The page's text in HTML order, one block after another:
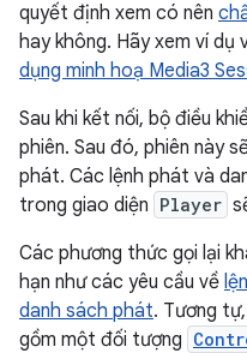
quyết định xem có nên
hay không. Hãy xem ví
dụng minh hoạ Media3
Sau khi kết nối, bộ điều
phiên. Sau đó, phiên này
phát. Các lệnh phát và
trong giao diện Player
Các phương thức gọi lại
hạn như các yêu cầu về
danh sách phát. Tương
gồm một đối tượng